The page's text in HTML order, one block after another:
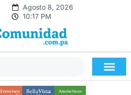
Agosto 8, 2026
10:17 PM